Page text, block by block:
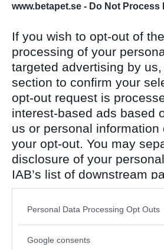
www.betapet.se - Do Not Process
If you wish to opt-out of
processing of your
targeted advertising by
section to confirm your
opt-out request is
interest-based ads based
us or personal
your opt-out. You may
disclosure of your
IAB’s list of downstream
also be disclosed by us
Downstream Participants
Please note that this
Personal Data Processing Opt Outs
Google consents
Antal inlägg:
6836
snöbollskrig
ont
- Ej medlem längre
saknad